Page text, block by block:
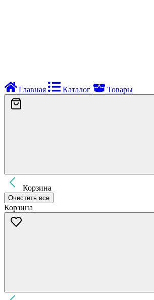
Главная Каталог Товары
Корзина
Очистить все
Корзина